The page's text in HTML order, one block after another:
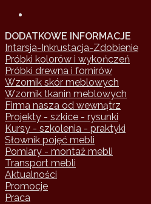
DODATKOWE INFORMACJE
Intarsja-Inkrustacja-Zdobienie
Próbki kolorów i wykończeń
Próbki drewna i fornirów
Wzornik skór meblowych
Wzornik tkanin meblowych
Firma nasza od wewnątrz
Projekty - szkice - rysunki
Kursy - szkolenia - praktyki
Słownik pojęć mebli
Pomiary - montaż mebli
Transport mebli
Aktualności
Promocje
Praca